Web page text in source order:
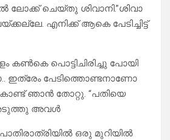
ലോക്ക് ചെയ്തു ശിവാനി.”ശിവാ
എനിക്ക് ആകെ പേടിച്ചിട്ട്
കൺകെ പൊട്ടിചിരിച്ചു പോയി
ഇത്രേം പേടിത്തൊണ്ടനാണോ
ഞാൻ തോറ്റു. “പതിയെ
അടുത്തു അവൾ
ഒരു മുറിയിൽ